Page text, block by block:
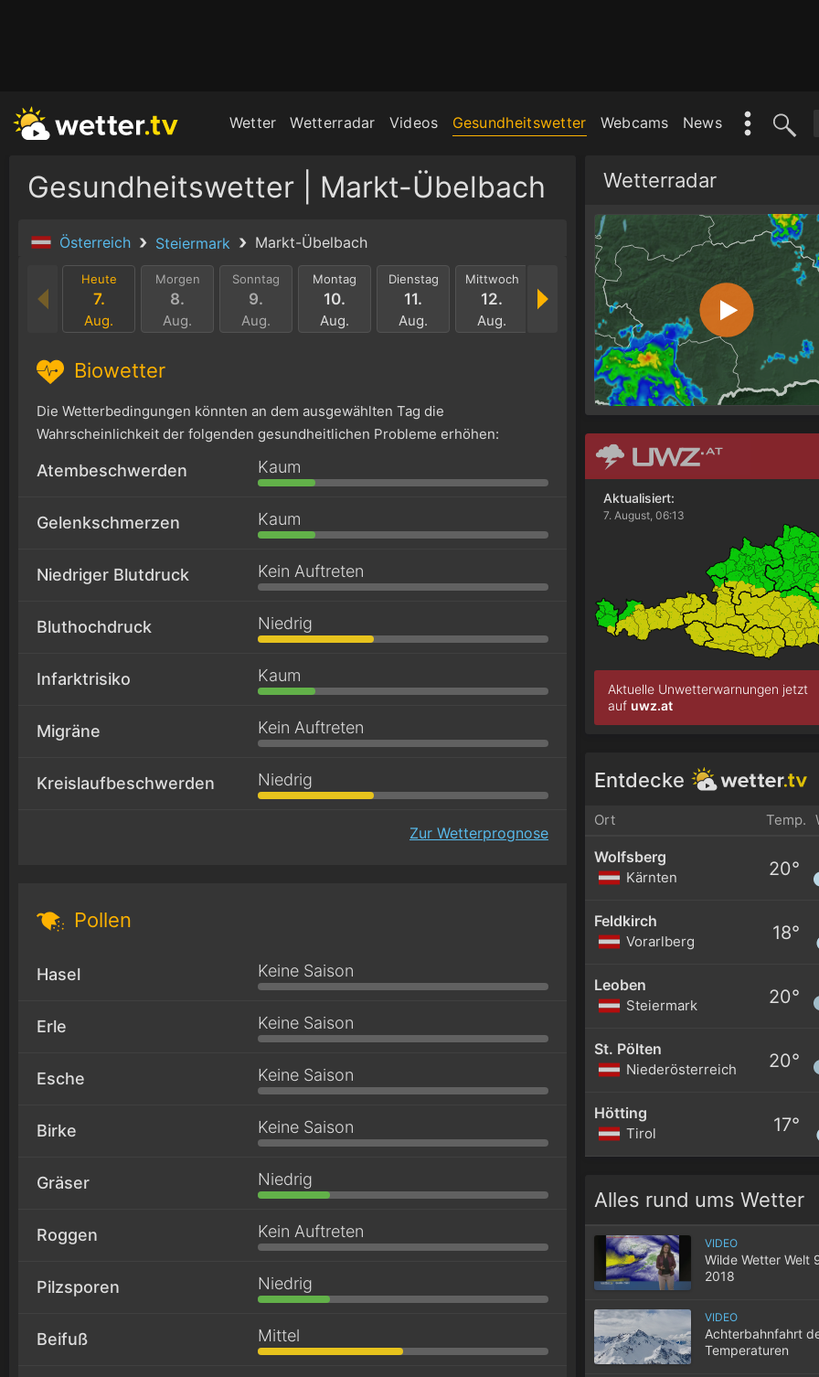
Wetter Wetterradar Videos Gesundheitswetter Webcams News
Gesundheitswetter | Markt-Übelbach
Österreich Steiermark Markt-Übelbach
Heute
7.
Aug.
Morgen
8.
Aug.
Sonntag
9.
Aug.
Montag
10.
Aug.
Dienstag
11.
Aug.
Mittwoch
12.
Aug.
Donnerstag Freitag
Aug.
15.
Aug.
Biowetter
Die Wetterbedingungen könnten an dem ausgewählten Tag die
Wahrscheinlichkeit der folgenden gesundheitlichen Probleme erhöhen:
Atembeschwerden Kaum
Gelenkschmerzen Kaum
Niedriger Blutdruck Kein Auftreten
Bluthochdruck Niedrig
Infarktrisiko Kaum
Migräne Kein Auftreten
Kreislaufbeschwerden Niedrig
Zur Wetterprognose
Pollen
Hasel Keine Saison
Erle Keine Saison
Esche Keine Saison
Birke Keine Saison
Gräser Niedrig
Roggen Kein Auftreten
Pilzsporen Niedrig
Beifuß Mittel
Wetterradar
Aktualisiert:
7. August, 06:13
Aktuelle Unwetterwarnungen jetzt
auf uwz.at
Entdecke
Ort Temp.
Wolfsberg
Kärnten 20°
Feldkirch
Vorarlberg 18°
Leoben
Steiermark 20°
St. Pölten
Niederösterreich 20°
Hötting
Tirol 17°
Alles rund ums Wetter
VIDEO
Wilde Wetter Welt
2018
VIDEO
Achterbahnfahrt
Temperaturen